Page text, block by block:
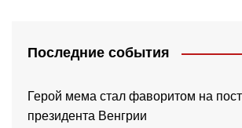
Последние события
Герой мема стал фаворитом на пост
президента Венгрии